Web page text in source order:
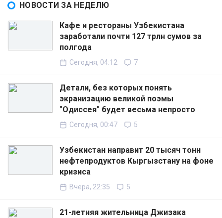
НОВОСТИ ЗА НЕДЕЛЮ
Кафе и рестораны Узбекистана
заработали почти 127 трлн сумов за
полгода
Сегодня, 04:12 7
Детали, без которых понять
экранизацию великой поэмы
"Одиссея" будет весьма непросто
Сегодня, 00:47 5
Узбекистан направит 20 тысяч тонн
нефтепродуктов Кыргызстану на фоне
кризиса
Вчера, 22:35 5
21-летняя жительница Джизака